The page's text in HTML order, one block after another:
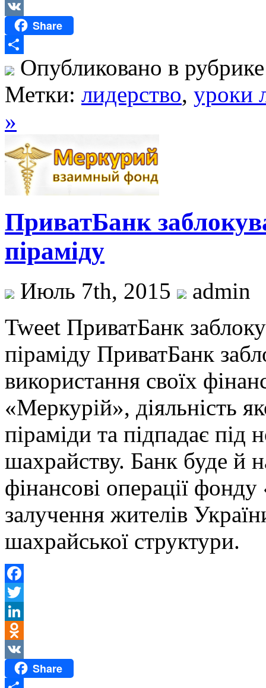
Odnoklassniki
VK
Share
Отправить
Опубликовано в
Метки: лидерство, уроки
»
ПриватБанк
піраміду
Июль 7th, 2015
admin
Tweet ПриватБанк
піраміду ПриватБанк
використання своїх
«Меркурій», діяльність
піраміди та підпадає
шахрайству. Банк буде й
фінансові операції
залучення жителів
шахрайської структури.
Facebook
Twitter
LinkedIn
Odnoklassniki
VK
Share